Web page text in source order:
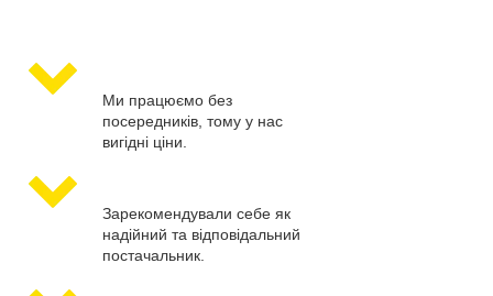
Ми працюємо без
посередників, тому у нас
вигідні ціни.
Зарекомендували себе як
надійний та відповідальний
постачальник.